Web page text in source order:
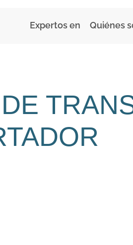
Expertos en Quiénes